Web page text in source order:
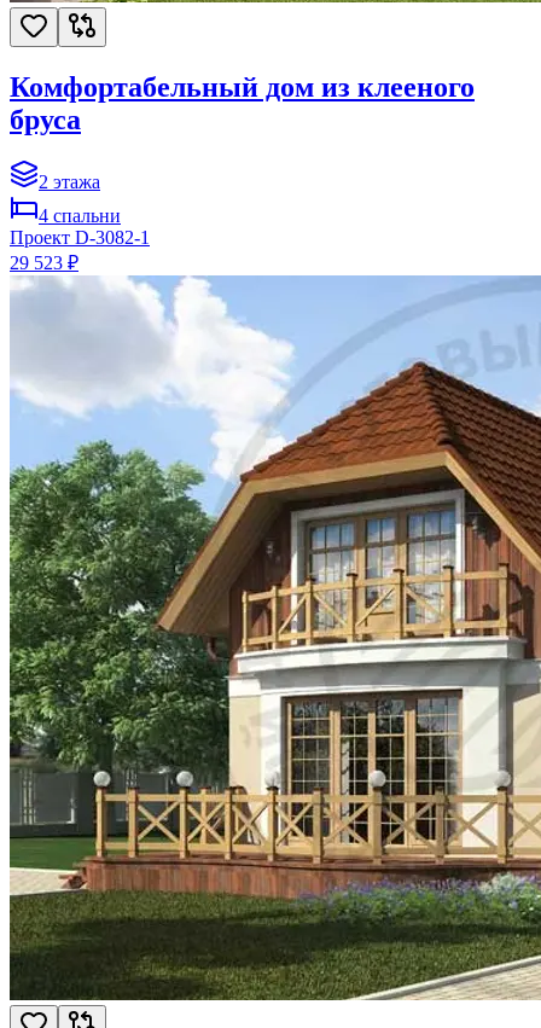
Комфортабельный дом из клееного
бруса
2 этажа
4 спальни
Проект D-3082-1
29 523 ₽